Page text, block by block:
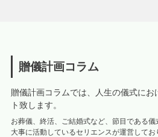
贈儀計画コラム
贈儀計画コラムでは、人生の儀式に
ト致します。
お葬儀、終活、ご結婚式など、節目である
大事に活動しているセリエンスが運営してお